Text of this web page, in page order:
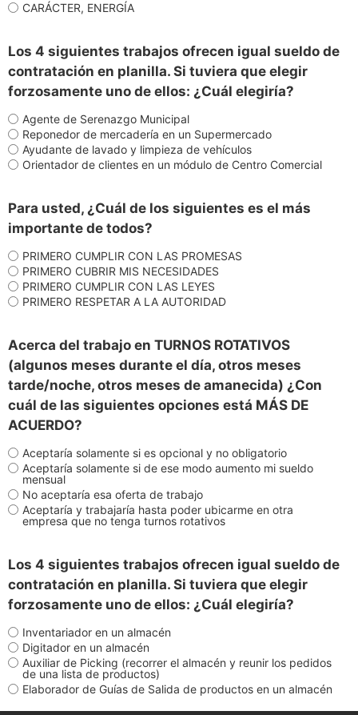
CARÁCTER, ENERGÍA
Los 4 siguientes trabajos ofrecen igual sueldo de
contratación en planilla. Si tuviera que elegir
forzosamente uno de ellos: ¿Cuál elegiría?
Agente de Serenazgo Municipal
Reponedor de mercadería en un Supermercado
Ayudante de lavado y limpieza de vehículos
Orientador de clientes en un módulo de Centro Comercial
Para usted, ¿Cuál de los siguientes es el más
importante de todos?
PRIMERO CUMPLIR CON LAS PROMESAS
PRIMERO CUBRIR MIS NECESIDADES
PRIMERO CUMPLIR CON LAS LEYES
PRIMERO RESPETAR A LA AUTORIDAD
Acerca del trabajo en TURNOS ROTATIVOS
(algunos meses durante el día, otros meses
tarde/noche, otros meses de amanecida) ¿Con
cuál de las siguientes opciones está MÁS DE
ACUERDO?
Aceptaría solamente si es opcional y no obligatorio
Aceptaría solamente si de ese modo aumento mi sueldo
mensual
No aceptaría esa oferta de trabajo
Aceptaría y trabajaría hasta poder ubicarme en otra
empresa que no tenga turnos rotativos
Los 4 siguientes trabajos ofrecen igual sueldo de
contratación en planilla. Si tuviera que elegir
forzosamente uno de ellos: ¿Cuál elegiría?
Inventariador en un almacén
Digitador en un almacén
Auxiliar de Picking (recorrer el almacén y reunir los pedidos
de una lista de productos)
Elaborador de Guías de Salida de productos en un almacén